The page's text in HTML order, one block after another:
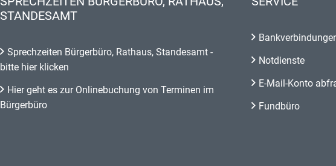
STANDESAMT
Sprechzeiten Bürgerbüro, Rathaus, Standesamt -
bitte hier klicken
Hier geht es zur Onlinebuchung von Terminen im
Bürgerbüro
Notdienste
E-Mail-Konto
Fundbüro